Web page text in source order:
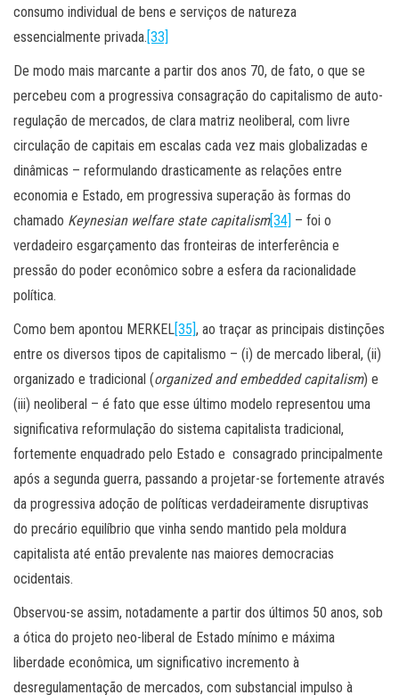
consumo individual de bens e serviços de natureza
essencialmente privada.[33]
De modo mais marcante a partir dos anos 70, de fato, o que se
percebeu com a progressiva consagração do capitalismo de auto-
regulação de mercados, de clara matriz neoliberal, com livre
circulação de capitais em escalas cada vez mais globalizadas e
dinâmicas – reformulando drasticamente as relações entre
economia e Estado, em progressiva superação às formas do
chamado Keynesian welfare state capitalism[34] – foi o
verdadeiro esgarçamento das fronteiras de interferência e
pressão do poder econômico sobre a esfera da racionalidade
política.
Como bem apontou MERKEL[35], ao traçar as principais distinções
entre os diversos tipos de capitalismo – (i) de mercado liberal, (ii)
organizado e tradicional (organized and embedded capitalism) e
(iii) neoliberal – é fato que esse último modelo representou uma
significativa reformulação do sistema capitalista tradicional,
fortemente enquadrado pelo Estado e consagrado principalmente
após a segunda guerra, passando a projetar-se fortemente através
da progressiva adoção de políticas verdadeiramente disruptivas
do precário equilíbrio que vinha sendo mantido pela moldura
capitalista até então prevalente nas maiores democracias
ocidentais.
Observou-se assim, notadamente a partir dos últimos 50 anos, sob
a ótica do projeto neo-liberal de Estado mínimo e máxima
liberdade econômica, um significativo incremento à
desregulamentação de mercados, com substancial impulso à